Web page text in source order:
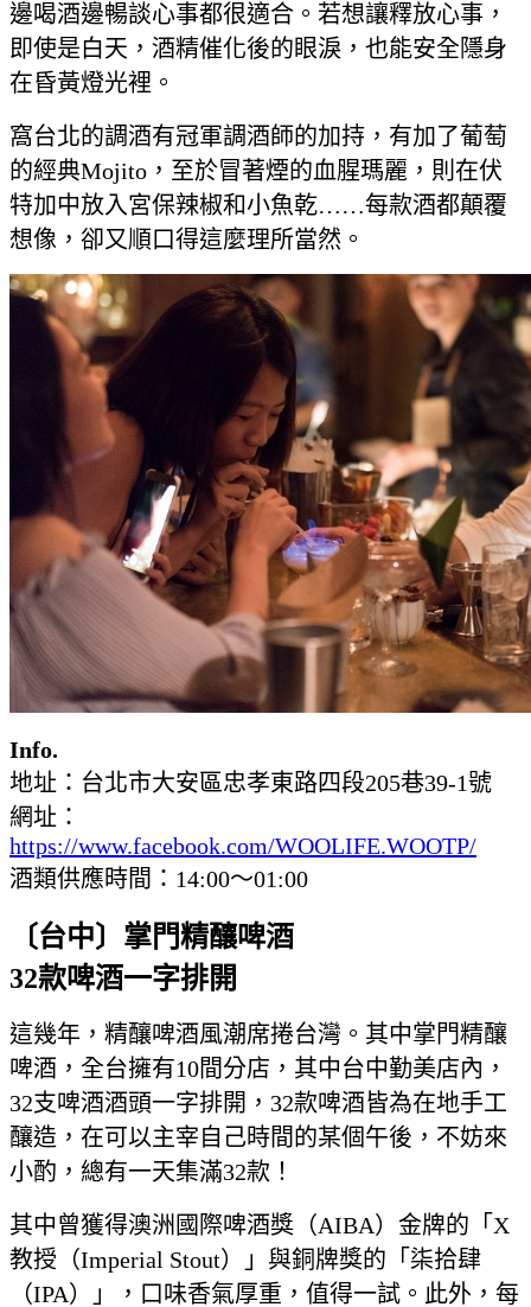
邊喝酒邊暢談心事都很適合。若想讓釋放心事，
即使是白天，酒精催化後的眼淚，也能安全隱身
在昏黃燈光裡。
窩台北的調酒有冠軍調酒師的加持，有加了葡萄
的經典Mojito，至於冒著煙的血腥瑪麗，則在伏
特加中放入宮保辣椒和小魚乾……每款酒都顛覆
想像，卻又順口得這麼理所當然。
Info.
地址：台北市大安區忠孝東路四段205巷39-1號
網址：
https://www.facebook.com/WOOLIFE.WOOTP/
酒類供應時間：14:00～01:00
〔台中〕 掌門精釀啤酒
32款啤酒一字排開
這幾年，精釀啤酒風潮席捲台灣。其中掌門精釀
啤酒，全台擁有10間分店，其中台中勤美店內，
32支啤酒酒頭一字排開，32款啤酒皆為在地手工
釀造，在可以主宰自己時間的某個午後，不妨來
小酌，總有一天集滿32款！
其中曾獲得澳洲國際啤酒獎（AIBA）金牌的「X
教授（Imperial Stout）」與銅牌獎的「柒拾肆
（IPA）」，口味香氣厚重，值得一試。此外，每